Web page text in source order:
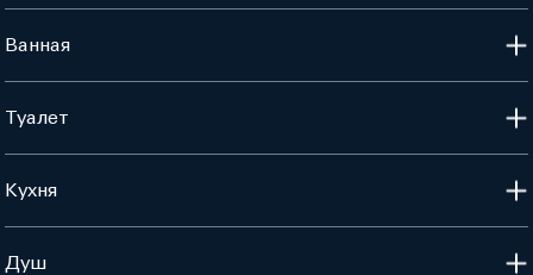
Ванная
Туалет
Кухня
Душ